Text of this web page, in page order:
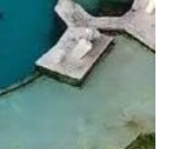
por
sociales, donde
“agentes”, te